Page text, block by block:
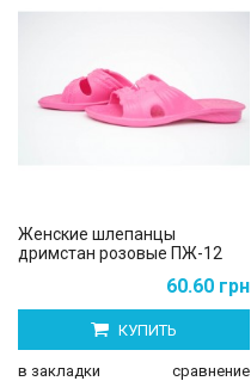
Женские шлепанцы
дримстан розовые ПЖ-12
60.60 грн
КУПИТЬ
в закладки сравнение